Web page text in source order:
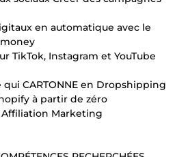
en automatique avec le
TikTok, Instagram et YouTube
CARTONNE en Dropshipping
à partir de zéro
Marketing